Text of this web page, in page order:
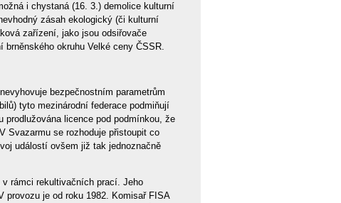
i chystaná (16. 3.) demolice kulturní
zásah ekologický (či kulturní
zařízení, jako jsou odsiřovače
okruhu Velké ceny ČSSR.
bezpečnostním parametrům
tyto mezinárodní federace podmiňují
licence pod podmínkou, že
Svazarmu se rozhoduje přistoupit co
událostí ovšem již tak jednoznačně
rámci rekultivačních prací. Jeho
provozu je od roku 1982. Komisař FISA